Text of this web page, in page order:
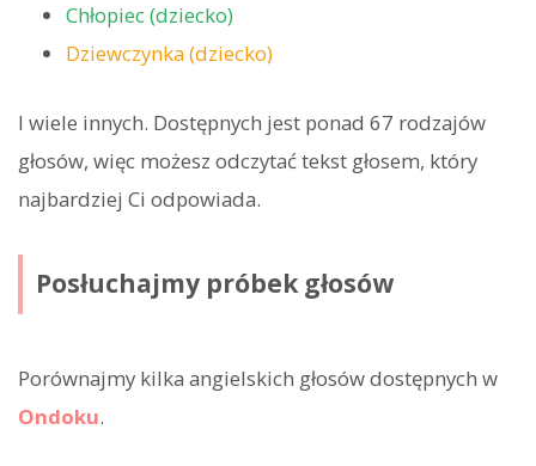
Chłopiec (dziecko)
Dziewczynka (dziecko)
I wiele innych. Dostępnych jest ponad 67 rodzajów
głosów, więc możesz odczytać tekst głosem, który
najbardziej Ci odpowiada.
Posłuchajmy próbek głosów
Porównajmy kilka angielskich głosów dostępnych w
Ondoku.